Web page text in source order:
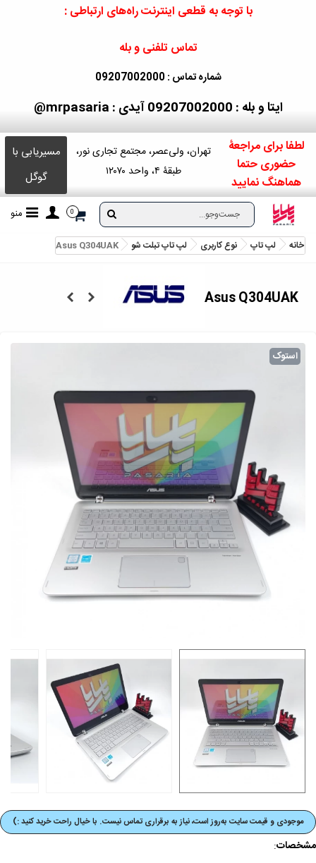
با توجه به قطعی اینترنت راه‌های ارتباطی :
تماس تلفنی و بله
شماره تماس : 09207002000
ایتا و بله : 09207002000 آیدی : mrpasaria@
لطفا برای مراجعۀ
حضوری حتما
هماهنگ نمایید
تهران، ولی‌عصر، مجتمع تجاری نور،
طبقۀ ۴، واحد ۱۲۰۷۰
مسیریابی با
گوگل
0 منو
خانه لپ تاپ نوع کاربری لپ تاپ تبلت شو Asus Q304UAK
Asus Q304UAK
استوک
موجودی و قیمت‌ سایت به‌روز است، نیاز به برقراری تماس نیست. با خیال راحت خرید کنید :)
مشخصات: